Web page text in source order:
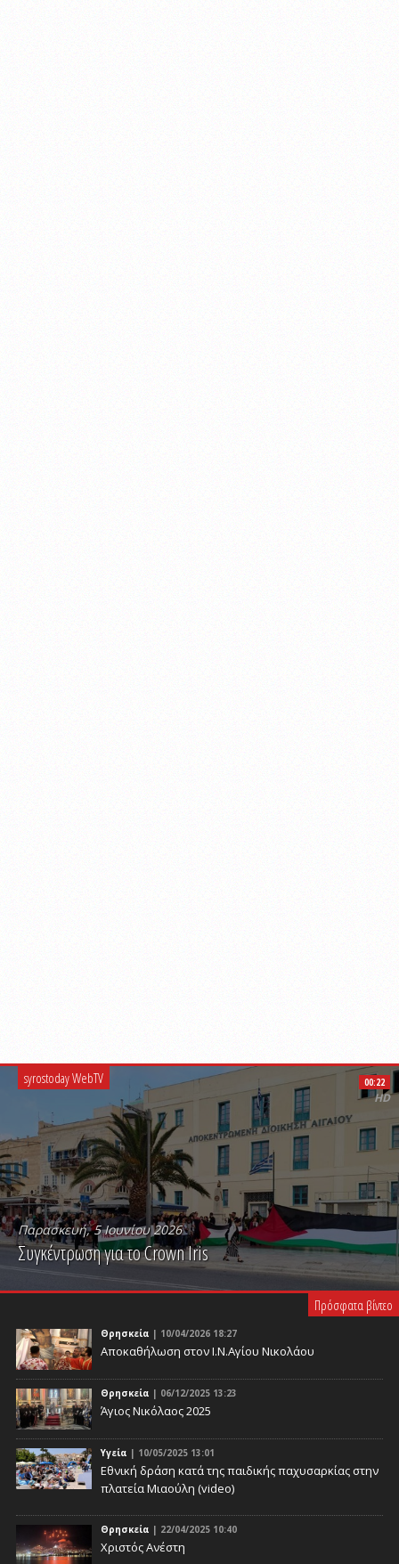
syrostoday WebTV
Παρασκευή, 5 Ιουνίου 2026
Συγκέντρωση για το Crown Iris
PLAY VIDEO
00:22
HD
Πρόσφατα βίντεο
Θρησκεία | 10/04/2026 18:27
Αποκαθήλωση στον Ι.Ν.Αγίου Νικολάου
Θρησκεία | 06/12/2025 13:23
Άγιος Νικόλαος 2025
Υγεία | 10/05/2025 13:01
Eθνική δράση κατά της παιδικής παχυσαρκίας στην
πλατεία Μιαούλη (video)
Θρησκεία | 22/04/2025 10:40
Χριστός Ανέστη